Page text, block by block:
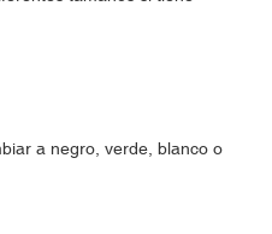
a negro, verde, blanco o